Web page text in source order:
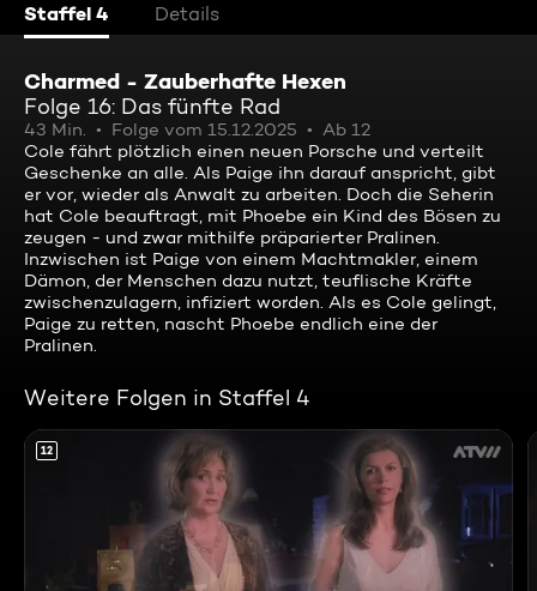
Staffel 4 Details
Charmed - Zauberhafte Hexen
Folge 16: Das fünfte Rad
43 Min. Folge vom 15.12.2025
Ab 12
Cole fährt plötzlich einen neuen Porsche und verteilt
Geschenke an alle. Als Paige ihn darauf anspricht, gibt
er vor, wieder als Anwalt zu arbeiten. Doch die Seherin
hat Cole beauftragt, mit Phoebe ein Kind des Bösen zu
zeugen - und zwar mithilfe präparierter Pralinen.
Inzwischen ist Paige von einem Machtmakler, einem
Dämon, der Menschen dazu nutzt, teuflische Kräfte
zwischenzulagern, infiziert worden. Als es Cole gelingt,
Paige zu retten, nascht Phoebe endlich eine der
Pralinen.
Weitere Folgen in Staffel 4
12